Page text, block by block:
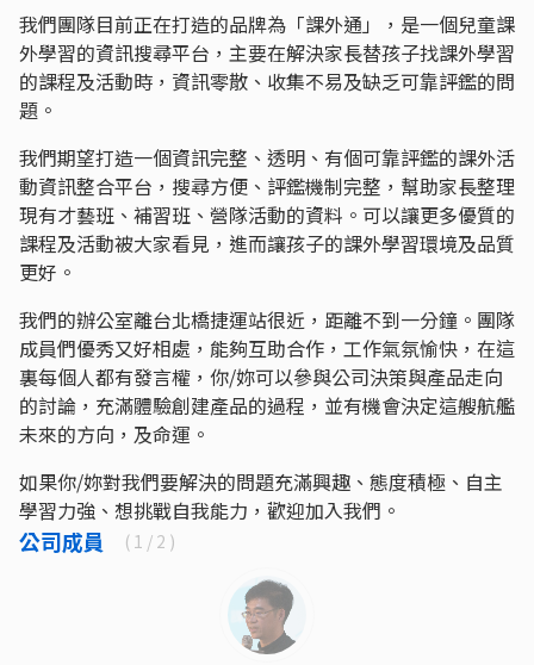
我們團隊目前正在打造的品牌為「課外通」，是一個兒童課
外學習的資訊搜尋平台，主要在解決家長替孩子找課外學習
的課程及活動時，資訊零散、收集不易及缺乏可靠評鑑的問
題。
我們期望打造一個資訊完整、透明、有個可靠評鑑的課外活
動資訊整合平台，搜尋方便、評鑑機制完整，幫助家長整理
現有才藝班、補習班、營隊活動的資料。可以讓更多優質的
課程及活動被大家看見，進而讓孩子的課外學習環境及品質
更好。
我們的辦公室離台北橋捷運站很近，距離不到一分鐘。團隊
成員們優秀又好相處，能夠互助合作，工作氣氛愉快，在這
裏每個人都有發言權，你/妳可以參與公司決策與產品走向
的討論，充滿體驗創建產品的過程，並有機會決定這艘航艦
未來的方向，及命運。
如果你/妳對我們要解決的問題充滿興趣、態度積極、自主
學習力強、想挑戰自我能力，歡迎加入我們。
公司成員 ( 1 / 2 )